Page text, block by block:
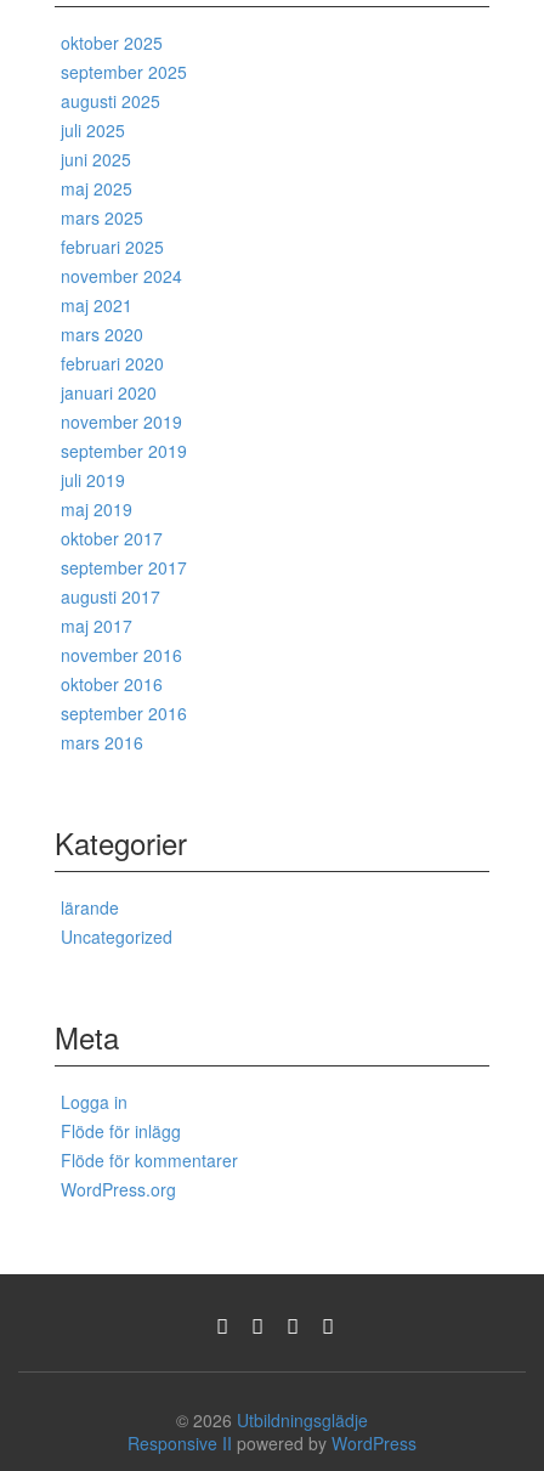
oktober 2025
september 2025
augusti 2025
juli 2025
juni 2025
maj 2025
mars 2025
februari 2025
november 2024
maj 2021
mars 2020
februari 2020
januari 2020
november 2019
september 2019
juli 2019
maj 2019
oktober 2017
september 2017
augusti 2017
maj 2017
november 2016
oktober 2016
september 2016
mars 2016
Kategorier
lärande
Uncategorized
Meta
Logga in
Flöde för inlägg
Flöde för kommentarer
WordPress.org
© 2026 Utbildningsglädje
Responsive II powered by WordPress